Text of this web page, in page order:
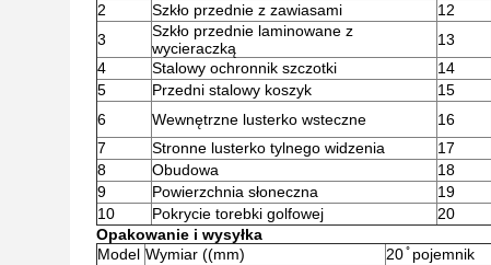
2
Szkło przednie z zawiasami 12
3
Szkło przednie laminowane z
wycieraczką
13
4
Stalowy ochronnik szczotki 14
5
Przedni stalowy koszyk 15
6
Wewnętrzne lusterko wsteczne 16
7
Stronne lusterko tylnego widzenia 17
8
Obudowa 18
9
Powierzchnia słoneczna 19
10
Pokrycie torebki golfowej 20
Opakowanie i wysyłka
Model Wymiar ((mm) 20 ̊ pojemnik